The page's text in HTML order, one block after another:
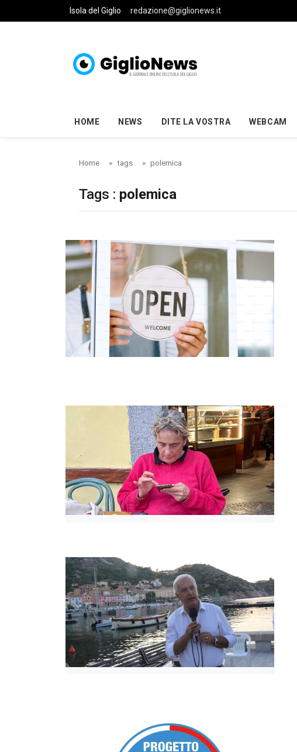
Skip to main content
Isola del Giglio redazione@giglionews.it
HOME NEWS DITE LA VOSTRA WEBCAM
Home tags polemica
Tags : polemica